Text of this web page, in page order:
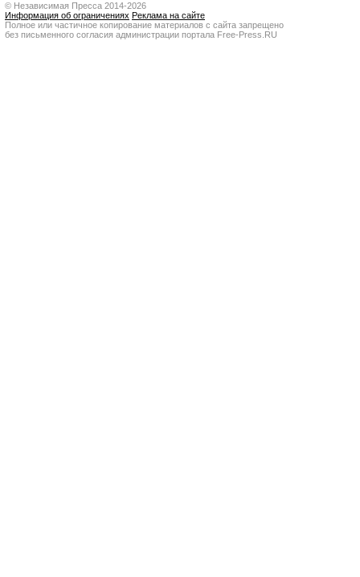
© Независимая Пресса 2014-2026
Информация об ограничениях Реклама на сайте
Полное или частичное копирование материалов с сайта запрещено
без письменного согласия администрации портала Free-Press.RU